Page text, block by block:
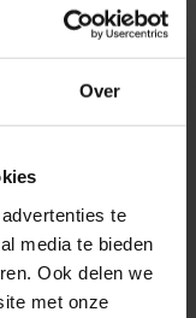
Over
te
media te bieden
Ook delen we
met onze